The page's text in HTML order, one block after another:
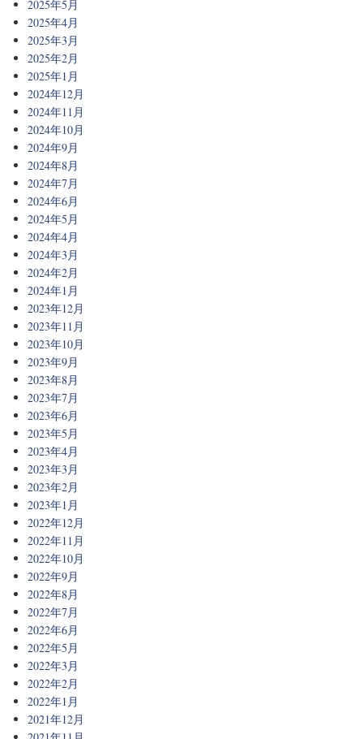
2025年5月
2025年4月
2025年3月
2025年2月
2025年1月
2024年12月
2024年11月
2024年10月
2024年9月
2024年8月
2024年7月
2024年6月
2024年5月
2024年4月
2024年3月
2024年2月
2024年1月
2023年12月
2023年11月
2023年10月
2023年9月
2023年8月
2023年7月
2023年6月
2023年5月
2023年4月
2023年3月
2023年2月
2023年1月
2022年12月
2022年11月
2022年10月
2022年9月
2022年8月
2022年7月
2022年6月
2022年5月
2022年3月
2022年2月
2022年1月
2021年12月